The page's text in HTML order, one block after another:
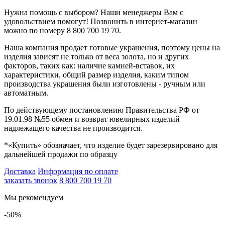
Нужна помощь с выбором? Наши менеджеры Вам с
удовольствием помогут! Позвонить в интернет-магазин
можно по номеру 8 800 700 19 70.
Наша компания продает готовые украшения, поэтому цены на
изделия зависят не только от веса золота, но и других
факторов, таких как: наличие камней-вставок, их
характеристики, общий размер изделия, каким типом
производства украшения были изготовлены - ручным или
автоматным.
По действующему постановлению Правительства РФ от
19.01.98 №55 обмен и возврат ювелирных изделий
надлежащего качества не производится.
*«Купить» обозначает, что изделие будет зарезервировано для
дальнейшей продажи по образцу
Доставка Информация по оплате
заказать звонок 8 800 700 19 70
Мы рекомендуем
-50%